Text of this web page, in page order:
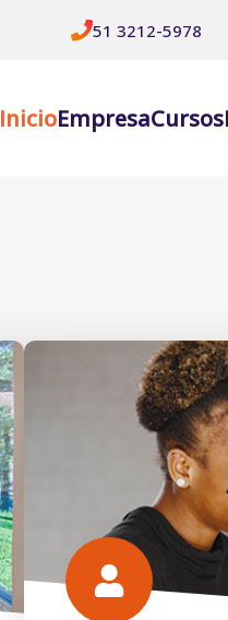
51 3212-5978
InicioEmpresaCursos